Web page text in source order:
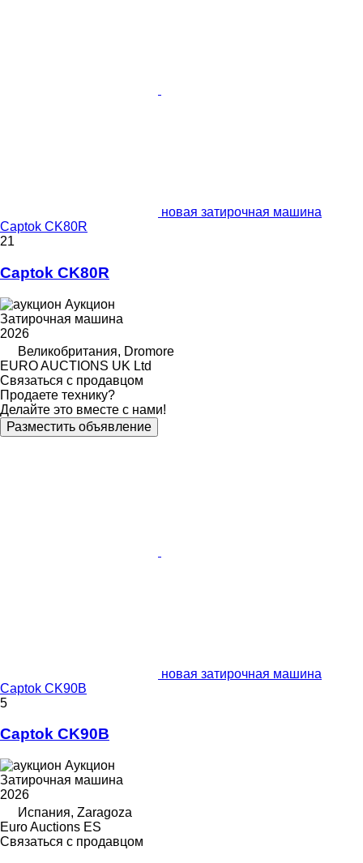
новая затирочная машина
Captok CK80R
21
Captok CK80R
Аукцион
Затирочная машина
2026
Великобритания, Dromore
EURO AUCTIONS UK Ltd
Связаться с продавцом
Продаете технику?
Делайте это вместе с нами!
Разместить объявление
новая затирочная машина
Captok CK90B
5
Captok CK90B
Аукцион
Затирочная машина
2026
Испания, Zaragoza
Euro Auctions ES
Связаться с продавцом